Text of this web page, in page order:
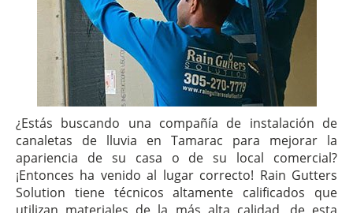
¿Estás buscando una compañía de instalación de
canaletas de lluvia en Tamarac para mejorar la
apariencia de su casa o de su local comercial?
¡Entonces ha venido al lugar correcto! Rain Gutters
Solution tiene técnicos altamente calificados que